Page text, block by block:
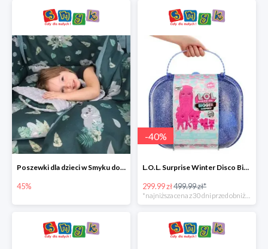
Poszewki dla dzieci w Smyku do -45%
45%
-40%
L.O.L. Surprise Winter Disco Bigger Surprise Zestaw laleczek w walizce -40%
299.99 zł499.99 zł*